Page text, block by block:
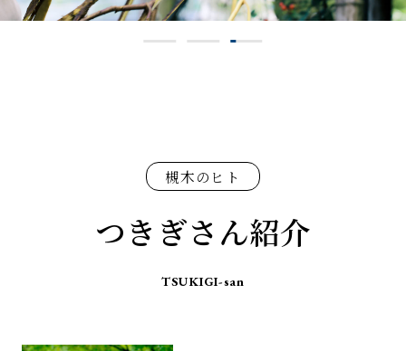
槻木のヒト
つきぎさん紹介
TSUKIGI-san